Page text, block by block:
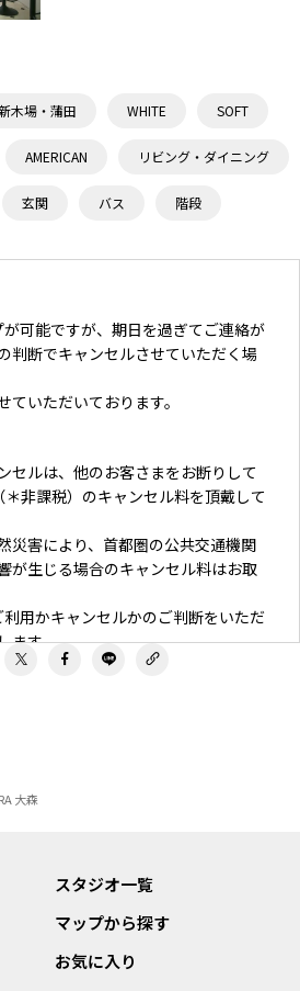
木場・蒲田 WHITE SOFT
AMERICAN リビング・ダイニング
玄関 バス 階段
可能ですが、期日を過ぎてご連絡が
判断でキャンセルさせていただく場
いただいております。
セルは、他のお客さまをお断りして
非課税）のキャンセル料を頂戴して
災害により、首都圏の公共交通機関
が生じる場合のキャンセル料はお取
用かキャンセルかのご判断をいただ
ます。
用を申し受けます。
合は事前にご相談ください。
靴や機材を用いる場合は十分ご配慮
はご遠慮ください。
大森
スタジオ一覧
マップから探す
お気に入り